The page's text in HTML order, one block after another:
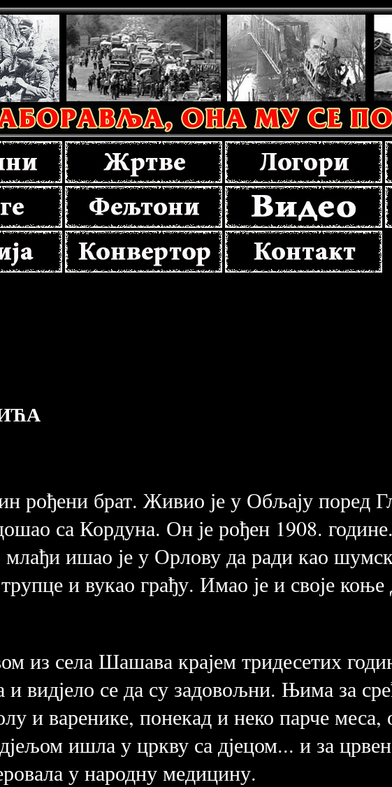
рођени брат. Живио је у Обљају поред
са Кордуна. Он је рођен 1908.
ишао је у Орлову да ради као
и вукао грађу. Имао је и своје
из села Шашава крајем тридесетих
видјело се да су задовољни. Њима за
и варенике, понекад и неко парче меса,
ишла у цркву са дјецом... и за
у народну медицину.